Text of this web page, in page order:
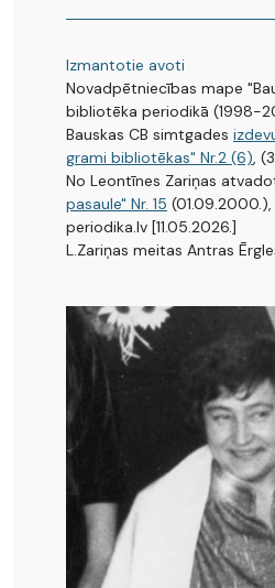
Izmantotie avoti
Novadpētniecības mape
bibliotēka periodikā (1998-
Bauskas CB simtgades
grami bibliotēkas" Nr.2 (6),
No Leontīnes Zariņas
pasaule" Nr. 15
periodika.lv [11.05.2026.]
L.Zariņas meitas Antras